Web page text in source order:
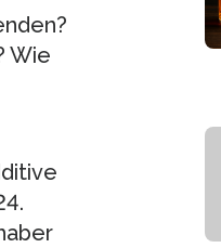
Wie